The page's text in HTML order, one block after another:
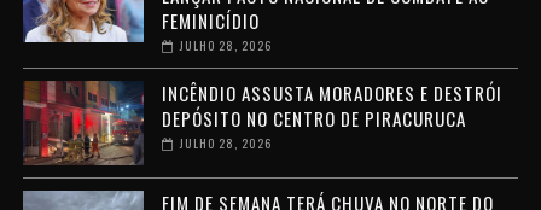
FEMINICÍDIO
JULHO 28, 2026
INCÊNDIO ASSUSTA MORADORES E DESTRÓI
DEPÓSITO NO CENTRO DE PIRACURUCA
JULHO 28, 2026
FIM DE SEMANA TERÁ CHUVA NO NORTE DO